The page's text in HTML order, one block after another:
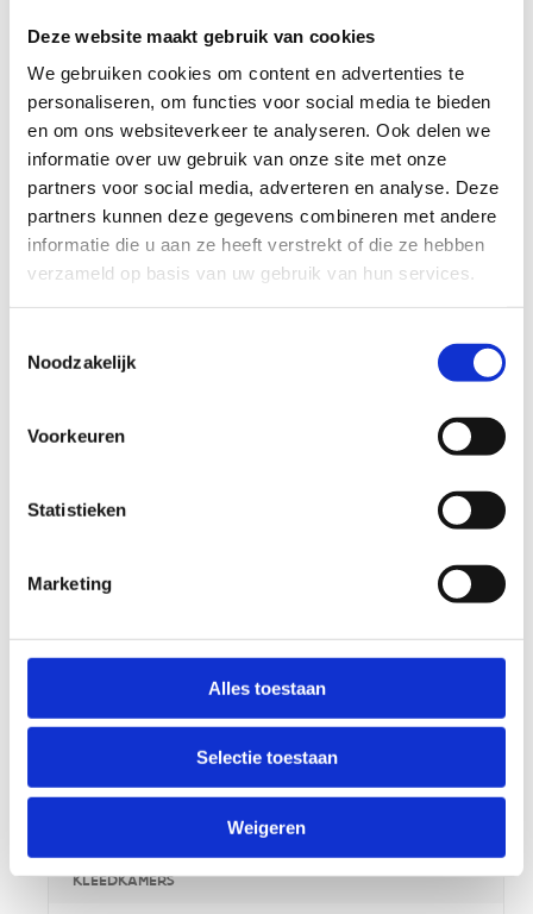
Deze website maakt gebruik van cookies
We gebruiken cookies om content en advertenties te
personaliseren, om functies voor social media te bieden
en om ons websiteverkeer te analyseren. Ook delen we
informatie over uw gebruik van onze site met onze
partners voor social media, adverteren en analyse. Deze
partners kunnen deze gegevens combineren met andere
informatie die u aan ze heeft verstrekt of die ze hebben
verzameld op basis van uw gebruik van hun services.
Noodzakelijk
Voorkeuren
Statistieken
Marketing
Alles toestaan
Selectie toestaan
Weigeren
KAJAK/KANO
€ 11,50/persoon/uur
WINDSURFEN
€ 11,50/persoon/uur
ZEILEN
€ 11,50/persoon/uur
SUP
MOUNTAINBIKE
GEBRUIK CENTRUM VERBLIJVERS
€ 5/dag
GEBRUIK CENTRUM NIET-VERBLIJVERS
HUUR GYM
KLEEDKAMERS